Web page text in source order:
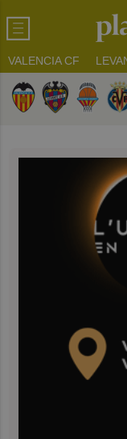
VALENCIA CF